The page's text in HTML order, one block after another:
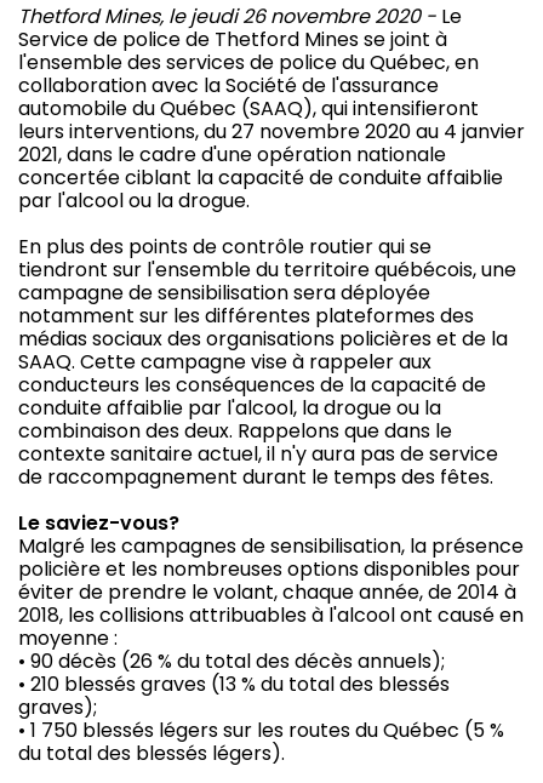
Thetford Mines, le jeudi 26 novembre 2020 - Le
Service de police de Thetford Mines se joint à
l'ensemble des services de police du Québec, en
collaboration avec la Société de l'assurance
automobile du Québec (SAAQ), qui intensifieront
leurs interventions, du 27 novembre 2020 au 4 janvier
2021, dans le cadre d'une opération nationale
concertée ciblant la capacité de conduite affaiblie
par l'alcool ou la drogue.
En plus des points de contrôle routier qui se
tiendront sur l'ensemble du territoire québécois, une
campagne de sensibilisation sera déployée
notamment sur les différentes plateformes des
médias sociaux des organisations policières et de la
SAAQ. Cette campagne vise à rappeler aux
conducteurs les conséquences de la capacité de
conduite affaiblie par l'alcool, la drogue ou la
combinaison des deux. Rappelons que dans le
contexte sanitaire actuel, il n'y aura pas de service
de raccompagnement durant le temps des fêtes.
Le saviez-vous?
Malgré les campagnes de sensibilisation, la présence
policière et les nombreuses options disponibles pour
éviter de prendre le volant, chaque année, de 2014 à
2018, les collisions attribuables à l'alcool ont causé en
moyenne :
• 90 décès (26 % du total des décès annuels);
• 210 blessés graves (13 % du total des blessés
graves);
• 1 750 blessés légers sur les routes du Québec (5 %
du total des blessés légers).